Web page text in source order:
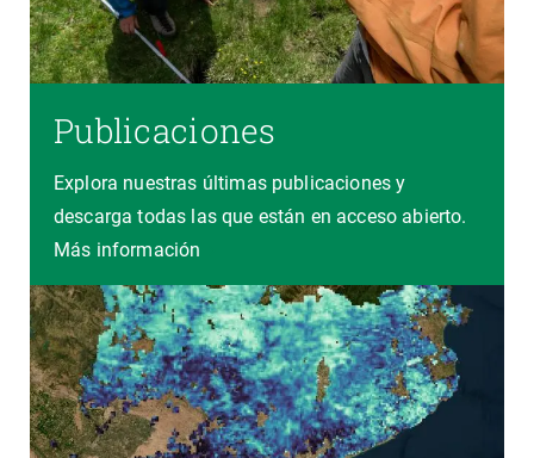
Publicaciones
Explora nuestras últimas publicaciones y
descarga todas las que están en acceso abierto.
Más información